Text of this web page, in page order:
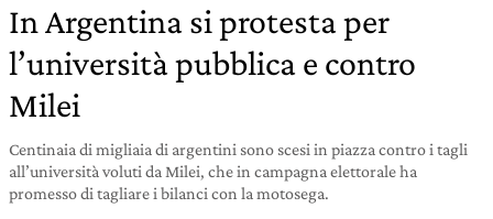
In Argentina si protesta per
l’università pubblica e contro
Milei
Centinaia di migliaia di argentini sono scesi in piazza contro i tagli
all’università voluti da Milei, che in campagna elettorale ha
promesso di tagliare i bilanci con la motosega.